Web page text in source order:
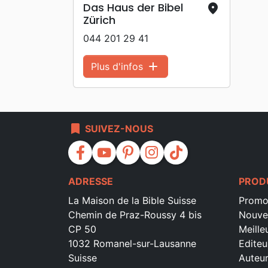
place
Das Haus der Bibel
Zürich
044 201 29 41
Plus d'infos add
bookmark SUIVEZ-NOUS
facebook youtube pinterest instagram tiktok
ADRESSE
La Maison de la Bible Suisse
Chemin de Praz-Roussy 4 bis
CP 50
1032 Romanel-sur-Lausanne
Suisse